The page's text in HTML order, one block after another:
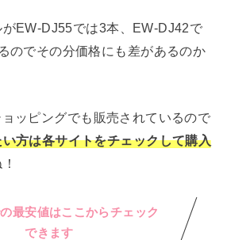
EW-DJ55では3本、EW-DJ42で
のでその分価格にも差があるのか
ッピングでも販売されているので
方は各サイトをチェックして購入
最安値はここからチェック
できます